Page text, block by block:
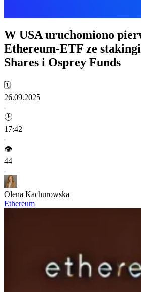
W USA uruchomiono
Ethereum-ETF ze
Shares i Osprey Funds
🗓️
26.09.2025
🕒
17:42
👁️
44
Olena Kachurowska
Ethereum